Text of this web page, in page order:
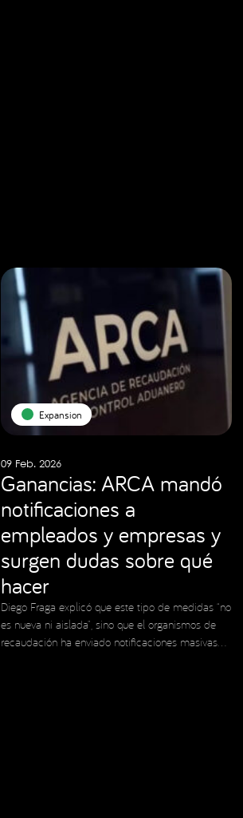
Expansion
09 Feb. 2026
Ganancias: ARCA mandó
notificaciones a
empleados y empresas y
surgen dudas sobre qué
hacer
Diego Fraga explicó que este tipo de medidas “no
es nueva ni aislada”, sino que el organismos de
recaudación ha enviado notificaciones masivas